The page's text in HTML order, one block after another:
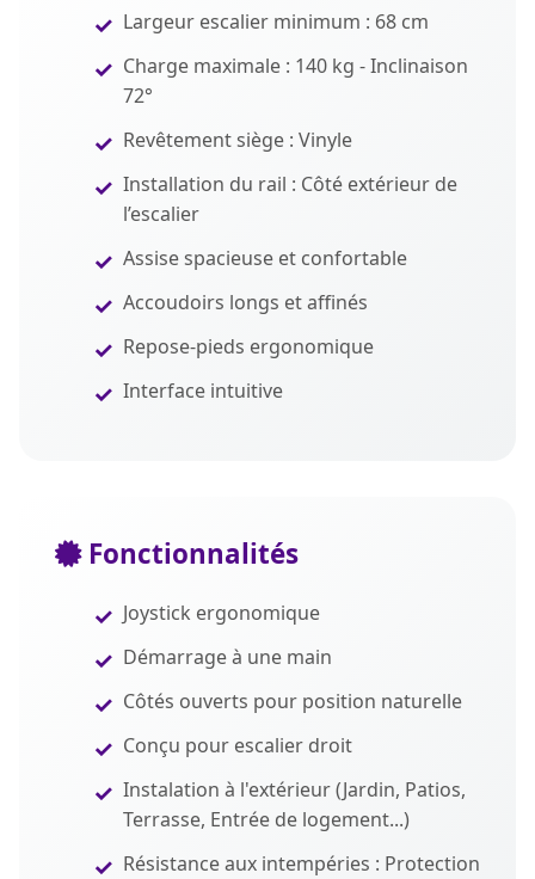
Largeur escalier minimum : 68 cm
Charge maximale : 140 kg - Inclinaison
72°
Revêtement siège : Vinyle
Installation du rail : Côté extérieur de
l’escalier
Assise spacieuse et confortable
Accoudoirs longs et affinés
Repose-pieds ergonomique
Interface intuitive
Fonctionnalités
Joystick ergonomique
Démarrage à une main
Côtés ouverts pour position naturelle
Conçu pour escalier droit
Instalation à l'extérieur (Jardin, Patios,
Terrasse, Entrée de logement...)
Résistance aux intempéries : Protection